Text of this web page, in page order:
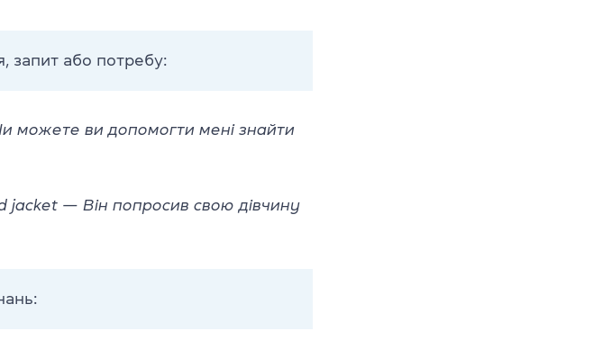
запит або потребу:
можете ви допомогти мені знайти
jacket — Він попросив свою дівчину